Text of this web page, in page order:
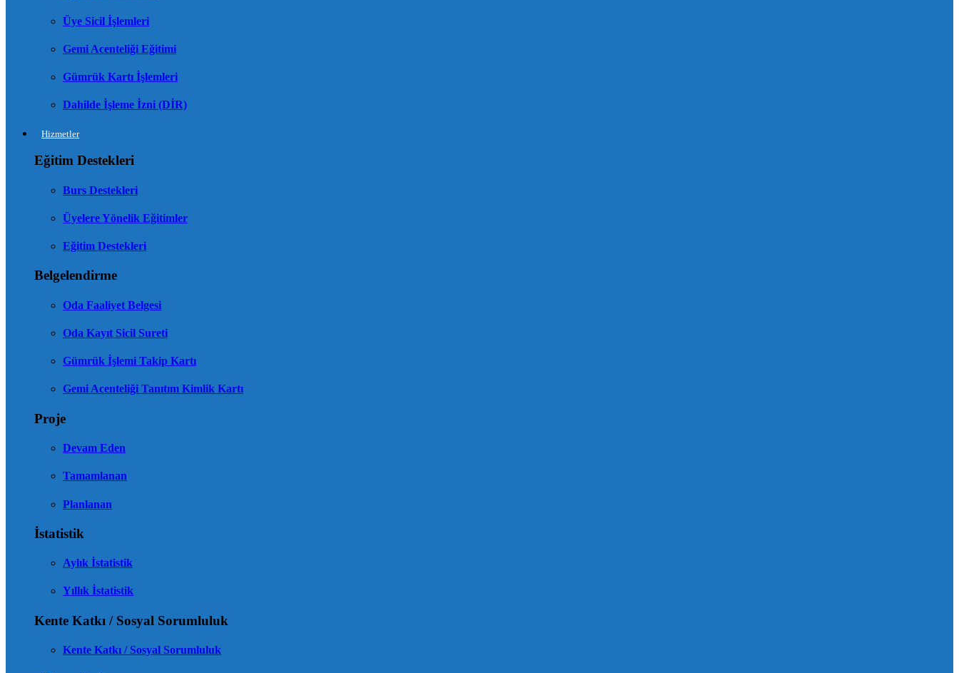
Üye Sicil İşlemleri
Gemi Acenteliği Eğitimi
Gümrük Kartı İşlemleri
Dahilde İşleme İzni (DİR)
Hizmetler
Eğitim Destekleri
Burs Destekleri
Üyelere Yönelik Eğitimler
Eğitim Destekleri
Belgelendirme
Oda Faaliyet Belgesi
Oda Kayıt Sicil Sureti
Gümrük İşlemi Takip Kartı
Gemi Acenteliği Tanıtım Kimlik Kartı
Proje
Devam Eden
Tamamlanan
Planlanan
İstatistik
Aylık İstatistik
Yıllık İstatistik
Kente Katkı / Sosyal Sorumluluk
Kente Katkı / Sosyal Sorumluluk